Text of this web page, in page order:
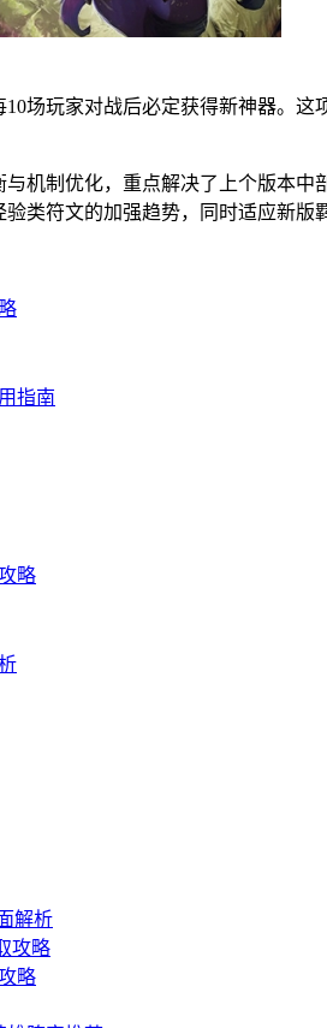
场玩家对战后必定获得新神器。
机制优化，重点解决了上个版本
类符文的加强趋势，同时适应新版
指南
略
解析
攻略
略